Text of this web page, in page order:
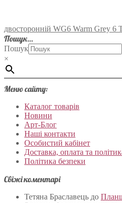
двосторонній WG6 Warm Grey 6
Пошук…
Пошук
×
Меню сайту:
Каталог товарів
Новини
Арт-Блог
Наші контакти
Особистий кабінет
Доставка, оплата та
Політика безпеки
Свіжі коментарі
Тетяна Браславець до